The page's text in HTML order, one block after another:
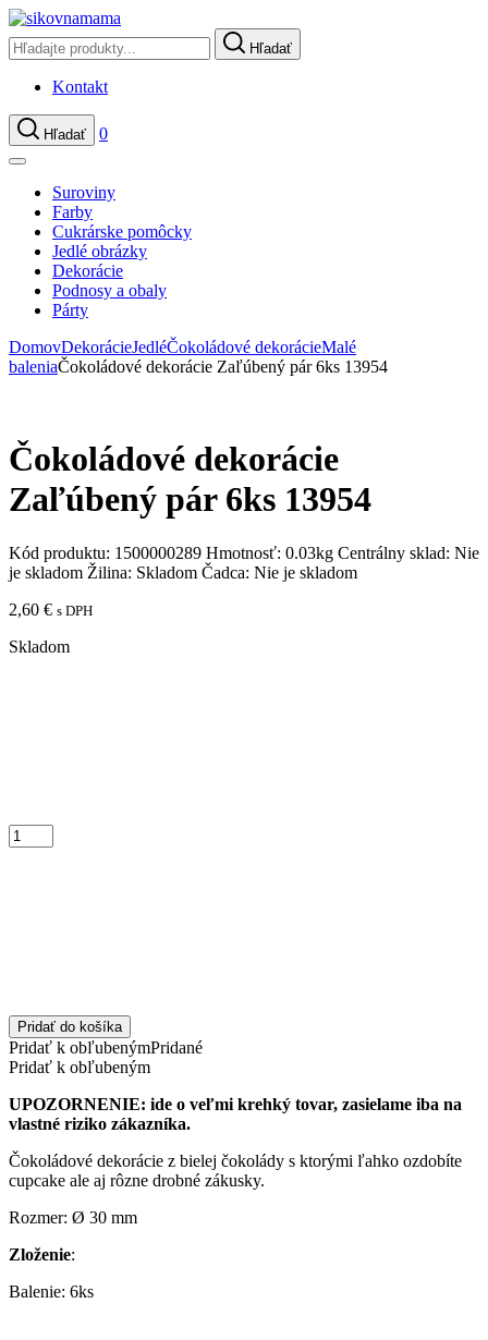
Hľadať
Kontakt
Hľadať 0
Suroviny
Farby
Cukrárske pomôcky
Jedlé obrázky
Dekorácie
Podnosy a obaly
Párty
DomovDekorácieJedléČokoládové dekorácieMalé
baleniaČokoládové dekorácie Zaľúbený pár 6ks 13954
Čokoládové dekorácie
Zaľúbený pár 6ks 13954
Kód produktu: 1500000289 Hmotnosť: 0.03kg Centrálny sklad: Nie
je skladom Žilina: Skladom Čadca: Nie je skladom
2,60 € s DPH
Skladom
Pridať do košíka
Pridať k obľubenýmPridané
Pridať k obľubeným
UPOZORNENIE: ide o veľmi krehký tovar, zasielame iba na
vlastné riziko zákazníka.
Čokoládové dekorácie z bielej čokolády s ktorými ľahko ozdobíte
cupcake ale aj rôzne drobné zákusky.
Rozmer: Ø 30 mm
Zloženie:
Balenie: 6ks